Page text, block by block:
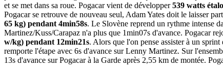
et se met dans sa roue. Pogacar vient de développer539 watts
Pogacar se retrouve de nouveau seul, Adam Yates doit le laisser
65 kg) pendant 4min58s. Le Slovène reprend un rythme intense
Martinez/Kuss/Carapaz n'a plus que 1min07s d'avance. Pogacar
w/kg) pendant 12min21s. Alors que l'on pense assister à un
remporte l'étape avec 6s d'avance sur Lenny Martinez. Sur
13s d'avance sur Pogacar à la Garde après 2,55 km de montée.